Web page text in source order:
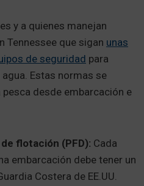
y a quienes manejan
Tennessee que sigan unas
de seguridad para
Estas normas se
desde embarcación e
flotación (PFD): Cada
embarcación debe tener un
Costera de EE.UU.